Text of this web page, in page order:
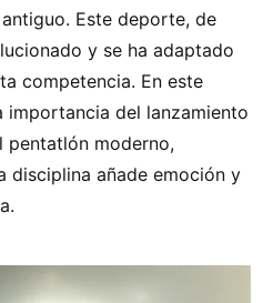
Este deporte, de
y se ha adaptado
competencia. En este
del lanzamiento
pentatlón moderno,
disciplina añade emoción y